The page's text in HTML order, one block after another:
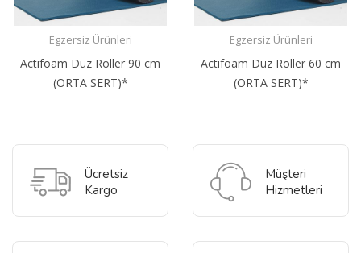
Egzersiz Ürünleri
Actifoam Düz Roller 90 cm
(ORTA SERT)*
Egzersiz Ürünleri
Actifoam Düz Roller 60 cm
(ORTA SERT)*
Ücretsiz
Kargo
Müşteri
Hizmetleri